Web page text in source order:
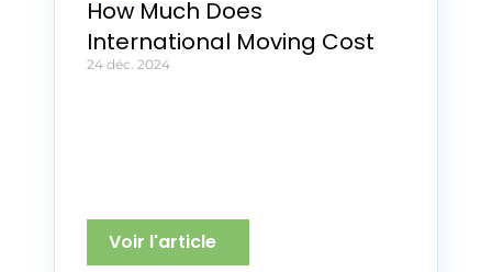
How Much Does
International Moving Cost
24 déc. 2024
Voir l'article